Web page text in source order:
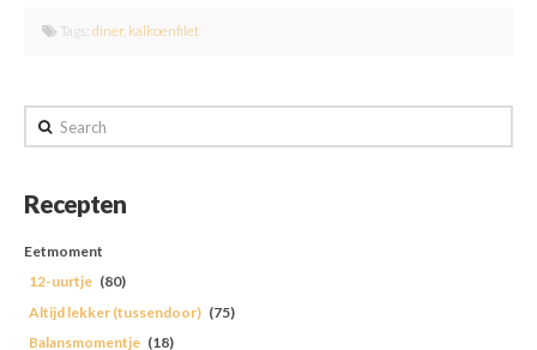
Tags:diner, kalkoenfilet
Search
Recepten
Eetmoment
12-uurtje (80)
Altijd lekker (tussendoor) (75)
Balansmomentje (18)